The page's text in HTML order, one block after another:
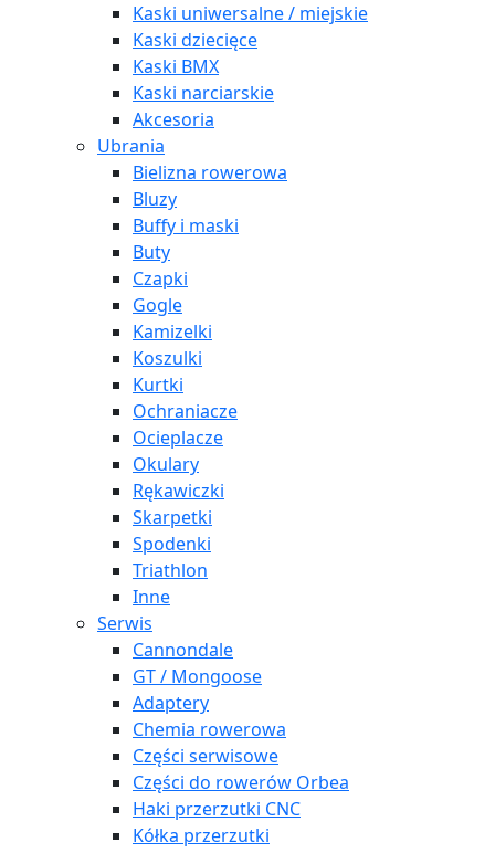
Kaski uniwersalne / miejskie
Kaski dziecięce
Kaski BMX
Kaski narciarskie
Akcesoria
Ubrania
Bielizna rowerowa
Bluzy
Buffy i maski
Buty
Czapki
Gogle
Kamizelki
Koszulki
Kurtki
Ochraniacze
Ocieplacze
Okulary
Rękawiczki
Skarpetki
Spodenki
Triathlon
Inne
Serwis
Cannondale
GT / Mongoose
Adaptery
Chemia rowerowa
Części serwisowe
Części do rowerów Orbea
Haki przerzutki CNC
Kółka przerzutki